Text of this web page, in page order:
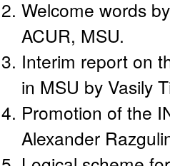
Welcome words
ACUR, MSU.
Interim report on
in MSU by Vasily
Promotion of the
Alexander